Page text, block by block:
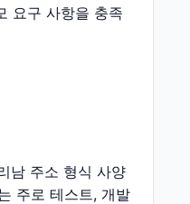
요구 사항을 충족
남 주소 형식 사양
주로 테스트, 개발